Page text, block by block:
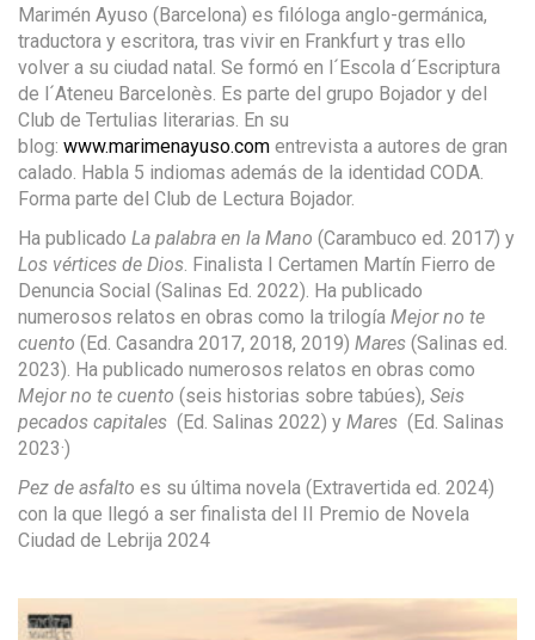
Marimén Ayuso (Barcelona) es filóloga anglo-germánica,
traductora y escritora, tras vivir en Frankfurt y tras ello
volver a su ciudad natal. Se formó en l´Escola d´Escriptura
de l´Ateneu Barcelonès. Es parte del grupo Bojador y del
Club de Tertulias literarias. En su
blog: www.marimenayuso.com entrevista a autores de gran
calado. Habla 5 indiomas además de la identidad CODA.
Forma parte del Club de Lectura Bojador.
Ha publicado La palabra en la Mano (Carambuco ed. 2017) y
Los vértices de Dios. Finalista I Certamen Martín Fierro de
Denuncia Social (Salinas Ed. 2022). Ha publicado
numerosos relatos en obras como la trilogía Mejor no te
cuento (Ed. Casandra 2017, 2018, 2019) Mares (Salinas ed.
2023). Ha publicado numerosos relatos en obras como
Mejor no te cuento (seis historias sobre tabúes), Seis
pecados capitales (Ed. Salinas 2022) y Mares (Ed. Salinas
2023·)
Pez de asfalto es su última novela (Extravertida ed. 2024)
con la que llegó a ser finalista del II Premio de Novela
Ciudad de Lebrija 2024